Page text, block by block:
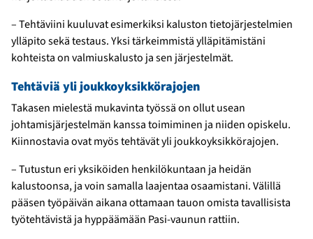
– Tehtäviini kuuluvat esimerkiksi kaluston tietojärjestelmien
ylläpito sekä testaus. Yksi tärkeimmistä ylläpitämistäni
kohteista on valmiuskalusto ja sen järjestelmät.
Tehtäviä yli joukkoyksikkörajojen
Takasen mielestä mukavinta työssä on ollut usean
johtamisjärjestelmän kanssa toimiminen ja niiden opiskelu.
Kiinnostavia ovat myös tehtävät yli joukkoyksikkörajojen.
– Tutustun eri yksiköiden henkilökuntaan ja heidän
kalustoonsa, ja voin samalla laajentaa osaamistani. Välillä
pääsen työpäivän aikana ottamaan tauon omista tavallisista
työtehtävistä ja hyppäämään Pasi-vaunun rattiin.